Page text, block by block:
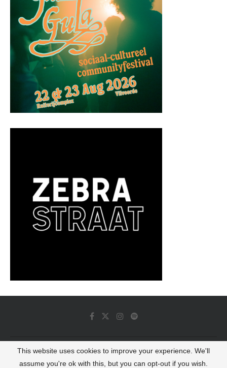
© 2022 - Luminous Dash All Rights Reserved
This website uses cookies to improve your experience. We'll
assume you're ok with this, but you can opt-out if you wish.